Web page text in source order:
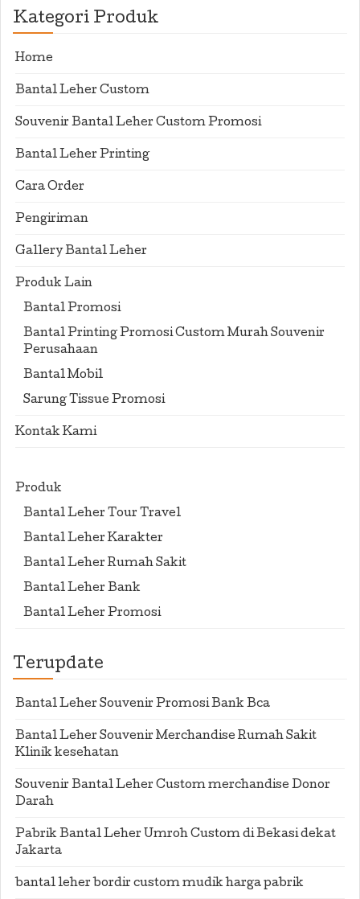
Kategori Produk
Home
Bantal Leher Custom
Souvenir Bantal Leher Custom Promosi
Bantal Leher Printing
Cara Order
Pengiriman
Gallery Bantal Leher
Produk Lain
Bantal Promosi
Bantal Printing Promosi Custom Murah Souvenir
Perusahaan
Bantal Mobil
Sarung Tissue Promosi
Kontak Kami
Produk
Bantal Leher Tour Travel
Bantal Leher Karakter
Bantal Leher Rumah Sakit
Bantal Leher Bank
Bantal Leher Promosi
Terupdate
Bantal Leher Souvenir Promosi Bank Bca
Bantal Leher Souvenir Merchandise Rumah Sakit
Klinik kesehatan
Souvenir Bantal Leher Custom merchandise Donor
Darah
Pabrik Bantal Leher Umroh Custom di Bekasi dekat
Jakarta
bantal leher bordir custom mudik harga pabrik